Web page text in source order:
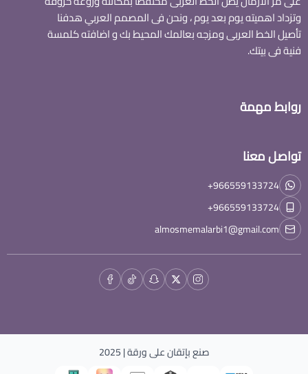
وتزداد اهميته يوم بعد يوم ، ونحن فى المصمم العربي هدفنا
تأصيل الخط العربى ومزجه بعالمك المحيط بك و اضافته كلمسة
فنية فى بيتك.
روابط مهمة
تواصل معنا
+966559133724
+966559133724
almosmemalarbi1@gmail.com
صنع بإتقان علىورقة| 2025